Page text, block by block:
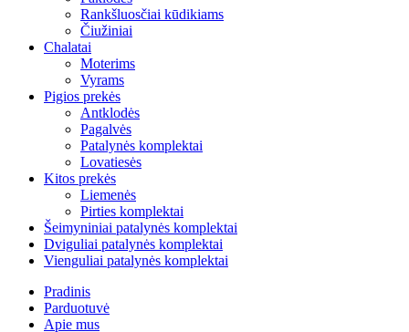
Rankšluosčiai kūdikiams
Čiužiniai
Chalatai
Moterims
Vyrams
Pigios prekės
Antklodės
Pagalvės
Patalynės komplektai
Lovatiesės
Kitos prekės
Liemenės
Pirties komplektai
Šeimyniniai patalynės komplektai
Dviguliai patalynės komplektai
Vienguliai patalynės komplektai
Pradinis
Parduotuvė
Apie mus